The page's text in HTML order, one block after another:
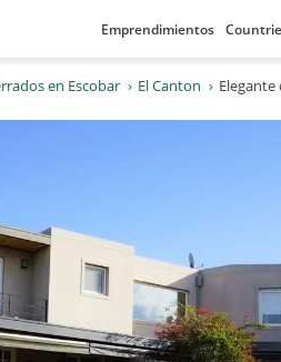
Emprendimientos
en Escobar El Canton